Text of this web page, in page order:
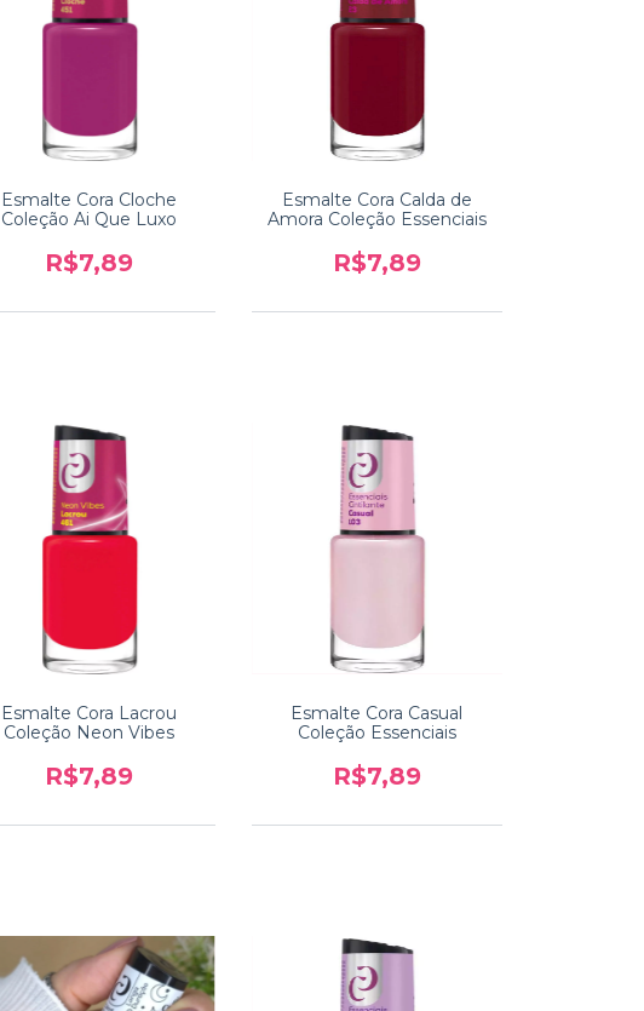
Esmalte Cora Cloche
Coleção Ai Que Luxo
R$7,89
Esmalte Cora Calda de
Amora Coleção Essenciais
R$7,89
Esmalte Cora Lacrou
Coleção Neon Vibes
R$7,89
Esmalte Cora Casual
Coleção Essenciais
R$7,89